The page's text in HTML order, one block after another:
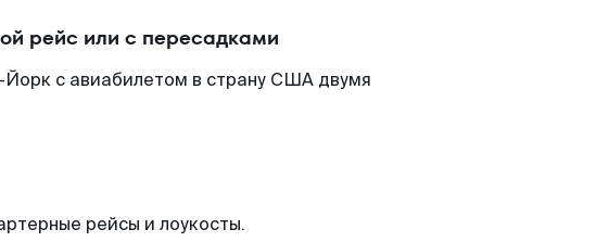
рейс или с пересадками
с авиабилетом в страну США двумя
рейсы и лоукосты.